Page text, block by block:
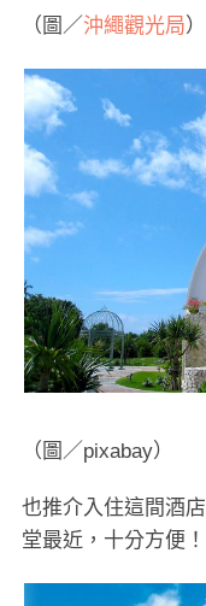
（圖／沖繩觀光局）
（圖／pixabay）
也推介入住這間酒店
堂最近，十分方便！